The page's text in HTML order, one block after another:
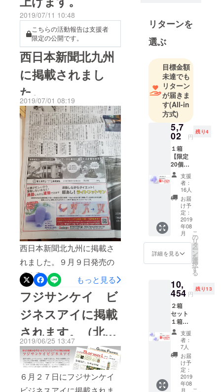
稿直前に急遽ホームページ
の書き換えを決断したため
ご心配とご迷惑をお掛けし
た事を深く反省しお詫び申
し上げます。現在、カード
決済機能を修復しておりも
う少し完成まで時間が掛
かってしまいます。本当に
申し訳ありませんでした。
本日、投稿終了となります
が今回の皆様のご支援、ご
指導を今後の商品開発に生
かしてまいります。今後と
も宜しくお願いします。
2019/07/11 10:48
こちらの活動報告は支援者
限定の公開です。
西日本新聞北九州
に掲載されまし
た。
2019/07/01 08:19
西日本新聞北九州に掲載さ
れました。９月９日発売の
「令和ベストヒット２０１
９」にも掲載が決定しまし
たのでご報告させて頂きま
す。皆様のダイエットの一
助になれるように最高品質
の商品をお届けさせて頂き
ます。今後ともご支援宜し
くお願いします。
もっと見る
フジサンケイ ビ
ジネスアイに掲載
されます。（北海
道と沖縄除く）
2019/06/25 13:47
６月２７日にフジサンケイ
い・・・そ
んなあなた
にこそ使っ
イエット商
品を開発し
ました。
リターンを
選ぶ
目標金額
未達でも
リターン
が届きま
す(All-in
方式)
5,7
02 円
残り4
１箱
【限定
20個】
定価
8,800円
40％OF
支援
者：
16人
お届
け予
定：
2019
年08
月
詳細を見る
こ
の
リ
タ
ー
ン
を
選
択
す
る
10,
454 円
残り13
２箱
セット
１箱：
定価
8,800円
【45%
OFF】
支援
者：
7人
お届
け予
定：
2019
年08
月